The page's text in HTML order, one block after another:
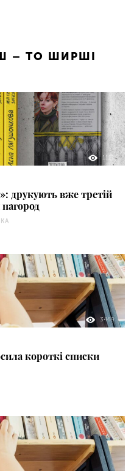
– ТО ШИРШІ
1111
друкують вже третій
3469
короткі списки